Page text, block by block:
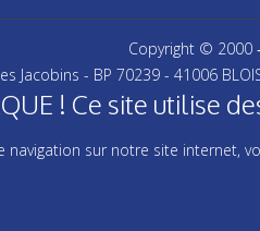
Copyright © 2000
Jacobins - BP 70239 - 41006
! Ce site utilise
navigation sur notre site internet,